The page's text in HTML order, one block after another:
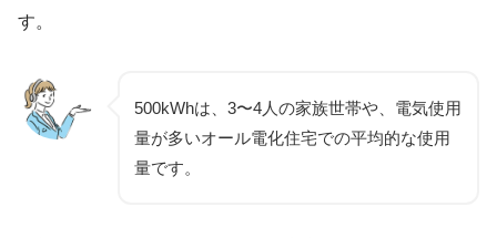
す。
500kWhは、3〜4人の家族世帯や、電気使用
量が多いオール電化住宅での平均的な使用
量です。